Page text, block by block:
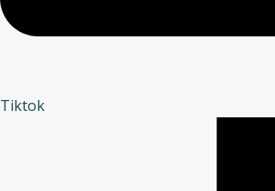
Tiktok